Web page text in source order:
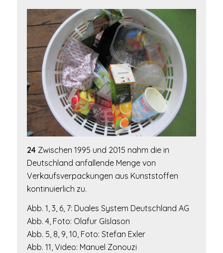
24Zwischen 1995 und 2015 nahm die in
Deutschland anfallende Menge von
Verkaufsverpackungen aus Kunststoffen
kontinuierlich zu.
Abb. 1, 3, 6, 7: Duales System Deutschland AG
Abb. 4, Foto: Olafur Gíslason
Abb. 5, 8, 9, 10, Foto: Stefan Exler
Abb. 11, Video: Manuel Zonouzi